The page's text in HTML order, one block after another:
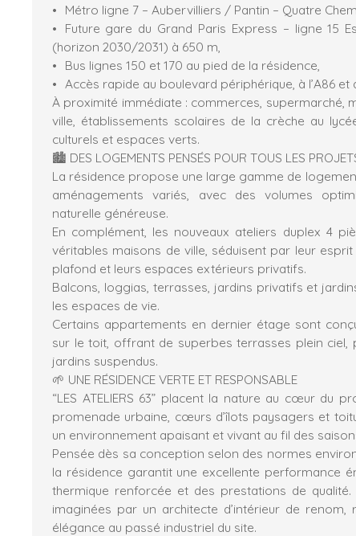
Métro ligne 7 – Aubervilliers / Pantin – Quatre
Future gare du Grand Paris Express – ligne 15
(horizon 2030/2031) à 650 m,
Bus lignes 150 et 170 au pied de la résidence,
Accès rapide au boulevard périphérique, à l’A86 et
À proximité immédiate : commerces, supermarché,
ville, établissements scolaires de la crèche au
culturels et espaces verts.
🏙️ DES LOGEMENTS PENSÉS POUR TOUS LES
La résidence propose une large gamme de
aménagements variés, avec des volumes
naturelle généreuse.
En complément, les nouveaux ateliers duplex 4
véritables maisons de ville, séduisent par leur
plafond et leurs espaces extérieurs privatifs.
Balcons, loggias, terrasses, jardins privatifs et
les espaces de vie.
Certains appartements en dernier étage sont
sur le toit, offrant de superbes terrasses plein ciel,
jardins suspendus.
🌱 UNE RÉSIDENCE VERTE ET RESPONSABLE
“LES ATELIERS 63” placent la nature au cœur du
promenade urbaine, cœurs d’îlots paysagers et
un environnement apaisant et vivant au fil des
Pensée dès sa conception selon des normes
la résidence garantit une excellente performance
thermique renforcée et des prestations de qualité.
imaginées par un architecte d’intérieur de renom,
élégance au passé industriel du site.